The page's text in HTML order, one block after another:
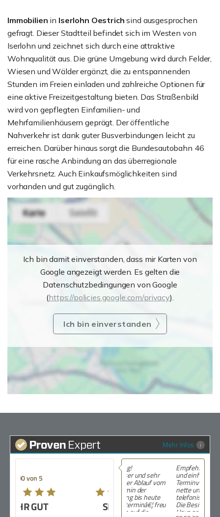
Immobilien in Iserlohn Oestrich sind ausgesprochen
gefragt. Dieser Stadtteil befindet sich im Westen von
Iserlohn und zeichnet sich durch eine attraktive
Wohnqualität aus. Die grüne Umgebung wird durch Felder,
Wiesen und Wälder ergänzt, die zu entspannenden
Stunden im Freien einladen und zahlreiche Optionen für
eine aktive Freizeitgestaltung bieten. Das Straßenbild
wird von gepflegten Einfamilien- und
Mehrfamilienhäusern geprägt. Der öffentliche
Nahverkehr ist dank guter Busverbindungen leicht zu
erreichen. Darüber hinaus sorgt die Bundesautobahn 46
für eine rasche Anbindung an das überregionale
Verkehrsnetz. Auch Einkaufsmöglichkeiten sind
vorhanden und gut zugänglich.
Ich bin damit einverstanden, dass mir Karten von
Google angezeigt werden. Es gelten die
Datenschutzbedingungen von Google
(https://policies.google.com/privacy).
Ich bin einverstanden
Mehr Infos
SEHR GUT
Empfehlung! Schnelle
und einfache
Terminvereinbarung,
nette und sympathische
telefonische Beratung.
Die Besichtigung am
Haus selbst lief auch